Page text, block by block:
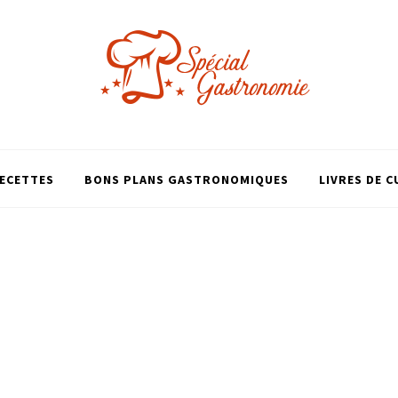
BONS PLANS GASTRONOMIQUES LIVRES DE